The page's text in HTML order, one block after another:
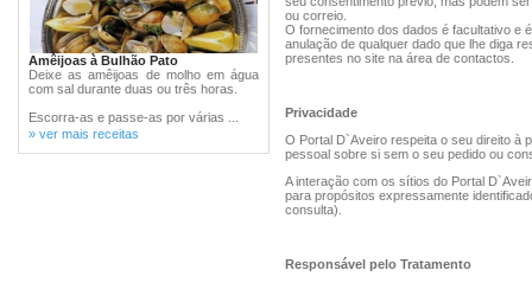
Amêijoas à Bulhão Pato
Deixe as amêijoas de molho em água
com sal durante duas ou três horas.
Escorra-as e passe-as por várias ...
» ver mais receitas
ou correio.
O fornecimento dos dados é facultativo e
anulação de qualquer dado que lhe diga
presentes no site na área de contactos.
Privacidade
O Portal D`Aveiro respeita o seu direito à
pessoal sobre si sem o seu pedido ou
A interação com os sítios do Portal
para propósitos expressamente
consulta).
Responsável pelo Tratamento